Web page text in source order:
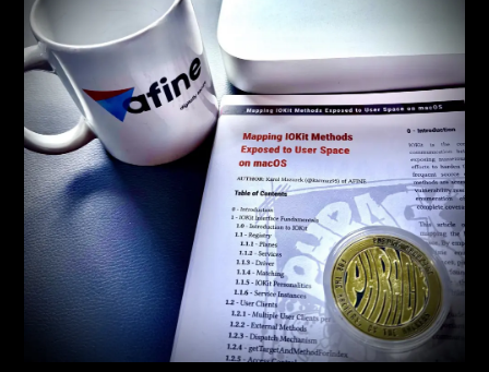
Heading 4
Heading 5
Heading 6